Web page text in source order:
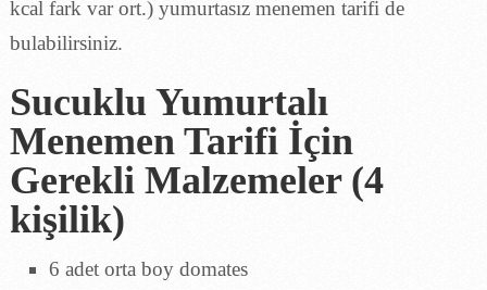
kcal fark var ort.) yumurtasız menemen tarifi de
bulabilirsiniz.
Sucuklu Yumurtalı
Menemen Tarifi İçin
Gerekli Malzemeler (4
kişilik)
6 adet orta boy domates